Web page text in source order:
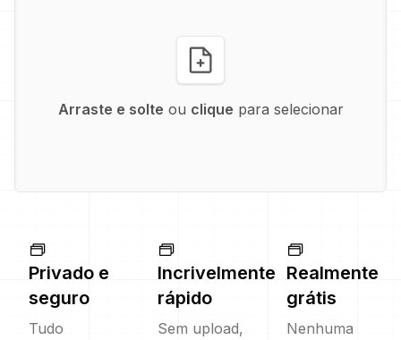
Arraste e solte ou clique para selecionar
Privado e
seguro
Tudo
Incrivelmente
rápido
Sem upload,
Realmente
grátis
Nenhuma